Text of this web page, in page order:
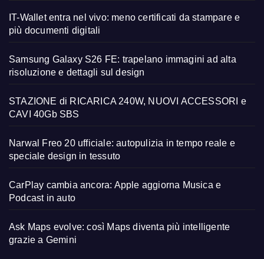
IT-Wallet entra nel vivo: meno certificati da stampare e
più documenti digitali
Samsung Galaxy S26 FE: trapelano immagini ad alta
risoluzione e dettagli sul design
STAZIONE di RICARICA 240W, NUOVI ACCESSORI e
CAVI 40Gb SBS
Narwal Freo 20 ufficiale: autopulizia in tempo reale e
speciale design in tessuto
CarPlay cambia ancora: Apple aggiorna Musica e
Podcast in auto
Ask Maps evolve: così Maps diventa più intelligente
grazie a Gemini